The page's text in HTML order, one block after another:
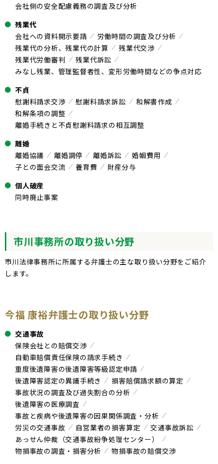
会社側の安全配慮義務の調査及び分析
残業代
会社への資料開示要請
労働時間の調査及び分析
残業代の分析、残業代の計算
残業代交渉
残業代労働審判
残業代訴訟
みなし残業、管理監督者性、変形労働時間などの争点対応
不貞
慰謝料請求交渉
慰謝料請求訴訟
和解書作成
和解条項の調整
離婚手続きと不貞慰謝料請求の相互調整
離婚
離婚協議
離婚調停 離婚訴訟
婚姻費用
子との面会交流
養育費
財産分与
個人破産
同時廃止事案
市川事務所の取り扱い分野
市川法律事務所に所属する弁護士の主な取り扱い分野をご紹介
します。
今福 康裕弁護士の取り扱い分野
交通事故
保険会社との賠償交渉
自動車賠償責任保険の請求手続き
重度後遺障害の後遺障害等級認定申請
後遺障害認定の異議手続き
損害賠償請求額の算定
事故状況の調査及び過失割合の分析
後遺障害の医療調査
事故と疾病や後遺障害の因果関係調査・分析
労災の交通事故
自営業者の損害算定
交通事故訴訟
あっせん仲裁（交通事故紛争処理センター）
物損事故の調査・損害分析
物損事故の賠償交渉